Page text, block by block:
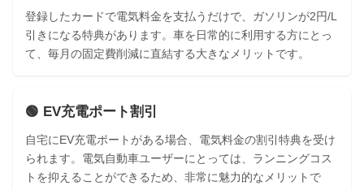
登録したカードで電気料金を支払うだけで、ガソリンが2円/L
引きになる特典があります。車を日常的に利用する方にとっ
て、毎月の固定費削減に直結する大きなメリットです。
🟢 EV充電ポート割引
自宅にEV充電ポートがある場合、電気料金の割引特典を受け
られます。電気自動車ユーザーにとっては、ランニングコス
トを抑えることができるため、非常に魅力的なメリットで